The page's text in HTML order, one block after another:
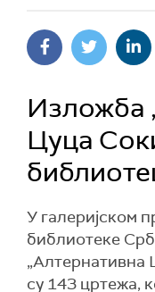
Изложба
Цуца
У галеријском
библиотеке
су 143 цртежа,